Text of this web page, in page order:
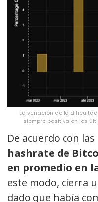
La variación de la
siempre positiva en los
De acuerdo con
hashrate de
en promedio en
este modo, cierra
dado que había